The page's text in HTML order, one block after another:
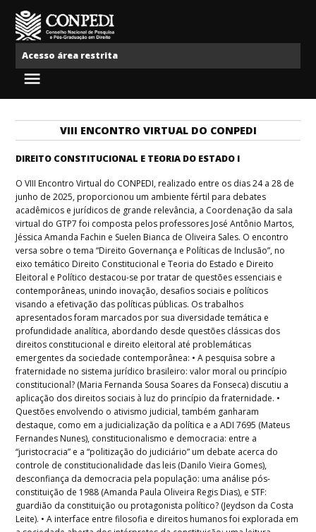
Ir para o conteúdo
Acesso área restrita
VIII ENCONTRO VIRTUAL DO CONPEDI
DIREITO CONSTITUCIONAL E TEORIA DO ESTADO I
O VIII Encontro Virtual do CONPEDI, realizado entre os dias 24 a 28 de
junho de 2025, proporcionou um ambiente fértil para debates
acadêmicos e jurídicos de grande relevância, a Coordenação da sala
virtual do GTP7 foi composta pelos professores José Antônio Martos,
Jéssica Amanda Fachin e Suelen Bianca de Oliveira Sales. O encontro
versa sobre o tema “Direito Governança e Políticas de Inclusão”, no
eixo temático Direito Constitucional e Teoria do Estado e Direito
Eleitoral e Político destacou-se por tratar de questões essenciais e
contemporâneas, unindo inovação, desafios sociais e políticos
visando a efetivação das políticas públicas. Os trabalhos
apresentados foram marcados por sua diversidade temática e
profundidade analítica, abordando desde questões clássicas dos
direitos constitucional e direito eleitoral até problemáticas
emergentes da sociedade contemporânea: • A pesquisa sobre a
fraternidade no sistema jurídico brasileiro: valor moral ou princípio
constitucional? (Maria Fernanda Sousa Soares da Fonseca) discutiu a
aplicação dos direitos sociais à luz do princípio da fraternidade. •
Questões envolvendo o ativismo judicial, também ganharam
destaque, como em a judicialização da política e a ADI 7695 (Mateus
Fernandes Nunes), constitucionalismo e democracia: entre a
“juristocracia” e a “politização do judiciário” um debate acerca do
controle de constitucionalidade das leis (Danilo Vieira Gomes),
desconfiança da democracia pela população: uma análise pós-
constituição de 1988 (Amanda Paula Oliveira Regis Dias), e STF:
guardião da constituição ou protagonista político? (Jeydson da Costa
Leite). • A interface entre filosofia e direitos humanos foi explorada em